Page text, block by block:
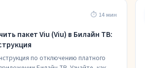
⏱ 14 мин
пакет Viu (Viu) в Билайн ТВ:
по отключению платного